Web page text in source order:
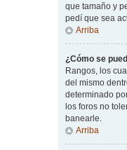
que tamaño y
pedí que sea
Arriba
¿Cómo se
Rangos, los
del mismo
determinado
los foros no
banearle.
Arriba